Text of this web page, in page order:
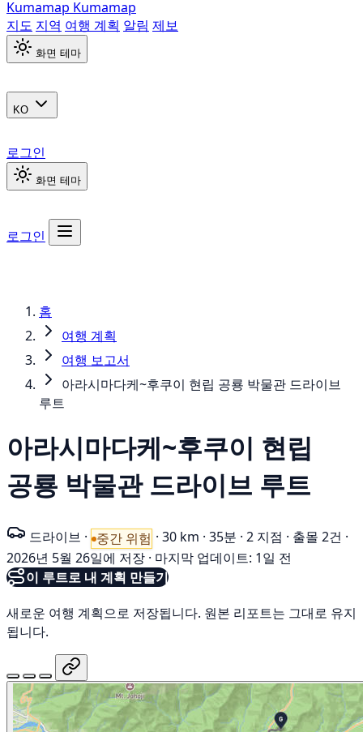
Kumamap Kumamap
지도 지역 여행 계획 알림 제보
화면 테마
KO
로그인
화면 테마
로그인
홈
여행 계획
여행 보고서
아라시마다케~후쿠이 현립 공룡 박물관 드라이브
루트
아라시마다케~후쿠이 현립
공룡 박물관 드라이브 루트
드라이브 · 중간 위험 · 30 km · 35분 · 2 지점 · 출몰 2건 ·
2026년 5월 26일에 저장 · 마지막 업데이트: 1일 전
이 루트로 내 계획 만들기
새로운 여행 계획으로 저장됩니다. 원본 리포트는 그대로 유지
됩니다.